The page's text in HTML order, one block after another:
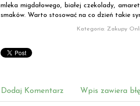
mleka migdałowego, białej czekolady,
smaków. Warto stosować na co dzień takie
Kategoria: Zakupy
Dodaj Komentarz Wpis zawiera